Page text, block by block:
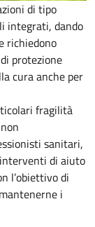
di tipo
integrati, dando
richiedono
protezione
cura anche per
fragilità
sanitari,
di aiuto
l’obiettivo di
i